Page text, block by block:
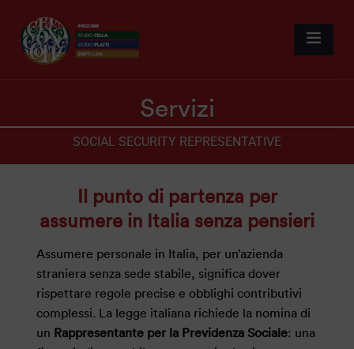
Servizi
SOCIAL SECURITY REPRESENTATIVE
Il punto di partenza per
assumere in Italia senza pensieri
Assumere personale in Italia, per un’azienda
straniera senza sede stabile, significa dover
rispettare regole precise e obblighi contributivi
complessi. La legge italiana richiede la nomina di
un Rappresentante per la Previdenza Sociale: una